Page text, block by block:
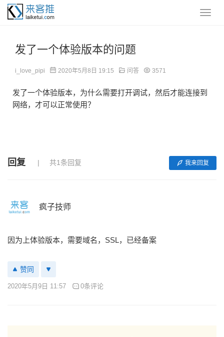
发了一个体验版本的问题
i_love_pipi 2020年5月8日 19:15 问答 3571
发了一个体验版本，为什么需要打开调试，然后才能连接到
网络，才可以正常使用？
回复 共1条回复 我来回复
疯子技师
因为上体验版本，需要域名，SSL，已经备案
赞同
2020年5月9日 11:57 0条评论